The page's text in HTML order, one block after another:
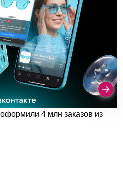
4 млн заказов из